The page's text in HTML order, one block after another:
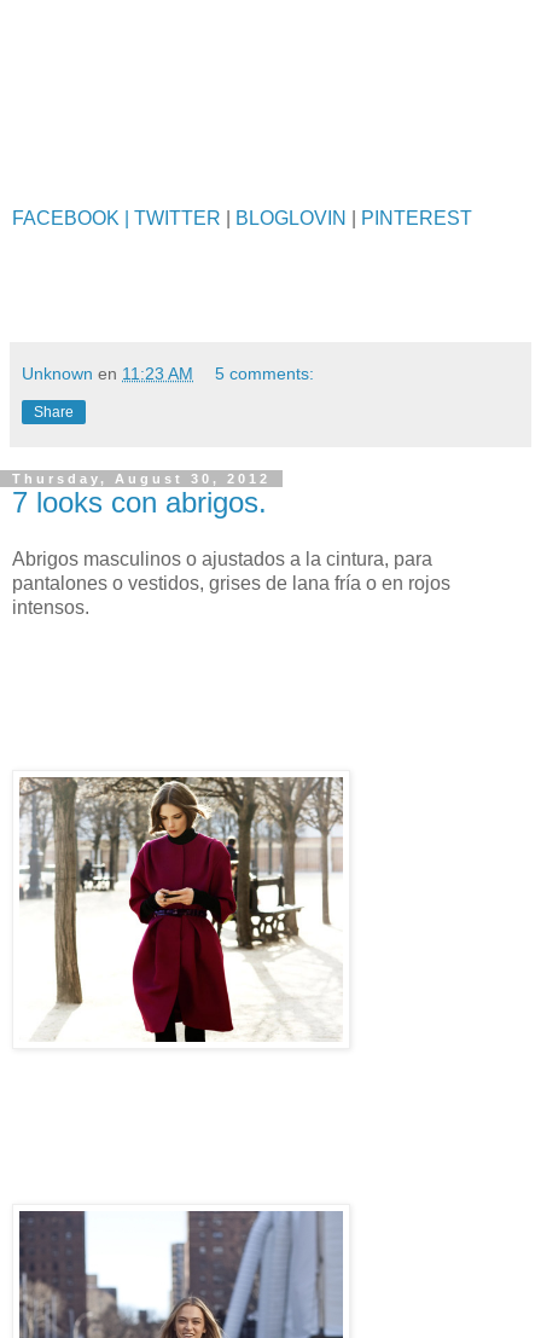
FACEBOOK | TWITTER BLOGLOVIN PINTEREST
Unknown en 11:23 AM 5 comments:
Share
Thursday, August 30, 2012
7 looks con abrigos.
Abrigos masculinos o ajustados a la cintura, para
pantalones o vestidos, grises de lana fría o en rojos
intensos.